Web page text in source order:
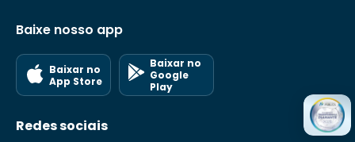
Baixe nosso app
Baixar no
App Store
Baixar no
Google
Play
Redes sociais